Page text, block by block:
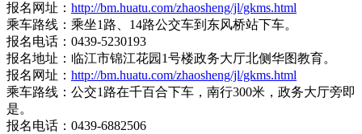
报名网址： http://bm.huatu.com/zhaosheng/jl/gkms.html
乘车路线：乘坐1路、14路公交车到东风桥站下车。
报名电话：0439-5230193
报名地址：临江市锦江花园1号楼政务大厅北侧华图教育。
报名网址： http://bm.huatu.com/zhaosheng/jl/gkms.html
乘车路线：公交1路在千百合下车，南行300米，政务大厅旁即
是。
报名电话：0439-6882506